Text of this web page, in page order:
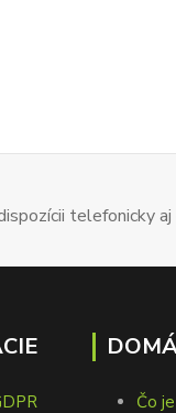
telefonicky
Čo